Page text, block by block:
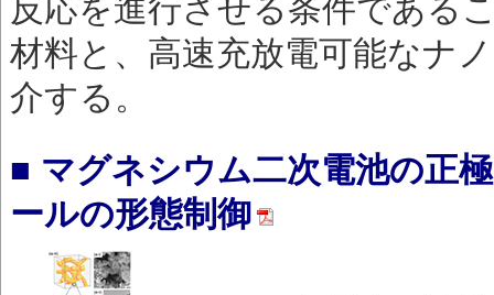
反応を進行させる条件である
材料と、高速充放電可能なナ
介する。
■ マグネシウム二次電池の正
ールの形態制御